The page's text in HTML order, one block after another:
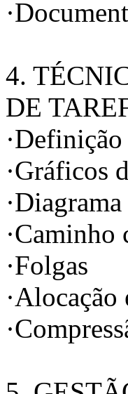
4.
DE
·Gráficos
·Caminho
·Folgas